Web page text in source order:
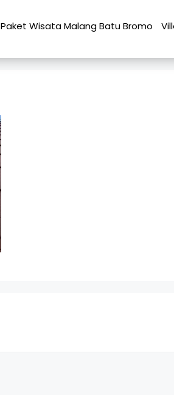
Paket Wisata Malang Batu Bromo